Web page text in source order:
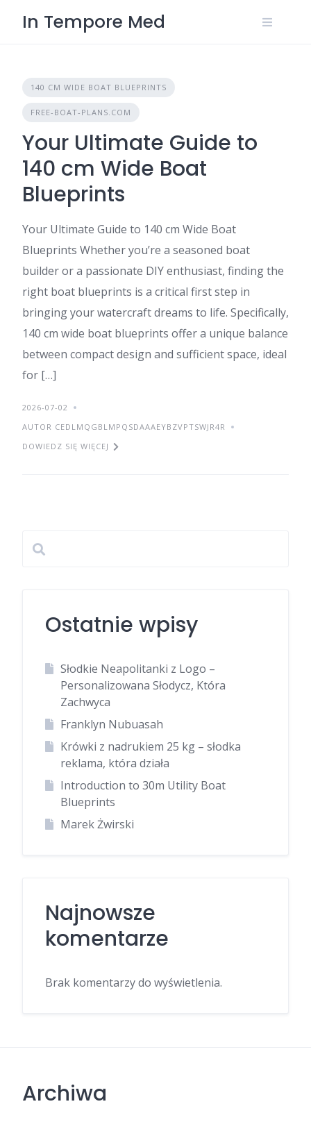
In Tempore Med
140 CM WIDE BOAT BLUEPRINTS
FREE-BOAT-PLANS.COM
Your Ultimate Guide to
140 cm Wide Boat
Blueprints
Your Ultimate Guide to 140 cm Wide Boat
Blueprints Whether you’re a seasoned boat
builder or a passionate DIY enthusiast, finding the
right boat blueprints is a critical first step in
bringing your watercraft dreams to life. Specifically,
140 cm wide boat blueprints offer a unique balance
between compact design and sufficient space, ideal
for […]
2026-07-02
AUTOR CEDLMQGBLMPQSDAAAEYBZVPTSWJR4R
DOWIEDZ SIĘ WIĘCEJ
Ostatnie wpisy
Słodkie Neapolitanki z Logo –
Personalizowana Słodycz, Która
Zachwyca
Franklyn Nubuasah
Krówki z nadrukiem 25 kg – słodka
reklama, która działa
Introduction to 30m Utility Boat
Blueprints
Marek Żwirski
Najnowsze
komentarze
Brak komentarzy do wyświetlenia.
Archiwa